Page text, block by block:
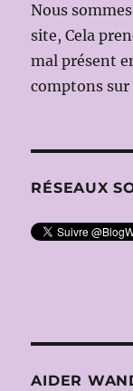
Nous
site, Cela
mal présent
comptons
RÉSEAUX
AIDER